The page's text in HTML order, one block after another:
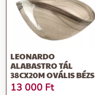
LEONARDO
ALABASTRO TÁL
38CX20M OVÁLIS BÉZS
13 000 Ft